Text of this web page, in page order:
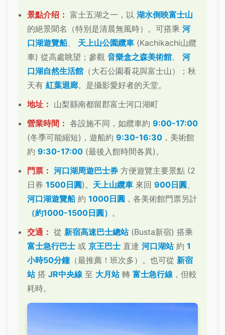
景點介绍： 富士五湖之一，以 湖水倒映富士山
的絕景聞名（特別是清晨無風時）。可搭乘 河
口湖遊覽船、 天上山公園纜車 (Kachikachi山纜
車) 從高處眺望；參觀 音樂盒之森美術館
河
口湖自然生活館 （大石公園看花與富士山）；秋
天有 紅葉迴廊。是攝影愛好者的天堂。
地址： 山梨縣南都留郡富士河口湖町
營業時間： 各設施不同，如纜車約 9:00-17:00
(冬季可能縮短)，遊船約 9:30-16:30 ，美術館
約 9:30-17:00 (最後入館時間各異)。
門票： 河口湖周遊巴士券 方便遊覽主要景點 (2
日券 1500日圓)。 天上山纜車 來回 900日圓
河口湖遊覽船約 1000日圓 ，各美術館門票另計
（約1000-1500日圓） 。
交通： 從 新宿高速巴士總站(Busta新宿) 搭乘
富士急行巴士 或 京王巴士 直達 河口湖站約 1
小時50分鐘（最推薦！班次多）。也可從 新宿
站搭 JR中央線 至 大月站轉 富士急行線 ，但較
耗時。